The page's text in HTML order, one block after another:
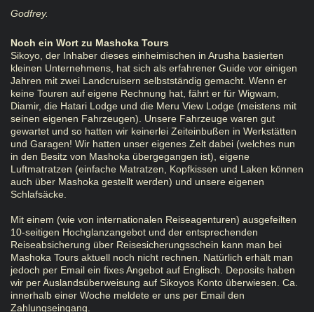
Godfrey.
Noch ein Wort zu Mashoka Tours
Sikoyo, der Inhaber dieses einheimischen in Arusha basierten
kleinen Unternehmens, hat sich als erfahrener Guide vor einigen
Jahren mit zwei Landcruisern selbstständig gemacht. Wenn er
keine Touren auf eigene Rechnung hat, fährt er für Wigwam,
Diamir, die Hatari Lodge und die Meru View Lodge (meistens mit
seinen eigenen Fahrzeugen). Unsere Fahrzeuge waren gut
gewartet und so hatten wir keinerlei Zeiteinbußen in Werkstätten
und Garagen! Wir hatten unser eigenes Zelt dabei (welches nun
in den Besitz von Mashoka übergegangen ist), eigene
Luftmatratzen (einfache Matratzen, Kopfkissen und Laken können
auch über Mashoka gestellt werden) und unsere eigenen
Schlafsäcke.
Mit einem (wie von internationalen Reiseagenturen) ausgefeilten
10-seitigen Hochglanzangebot und der entsprechenden
Reiseabsicherung über Reisesicherungsschein kann man bei
Mashoka Tours aktuell noch nicht rechnen. Natürlich erhält man
jedoch per Email ein fixes Angebot auf Englisch. Deposits haben
wir per Auslandsüberweisung auf Sikoyos Konto überwiesen. Ca.
innerhalb einer Woche meldete er uns per Email den
Zahlungseingang.